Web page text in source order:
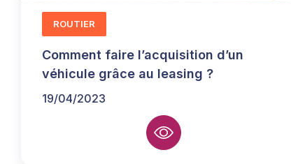
Comment faire l’acquisition d’un
véhicule grâce au leasing ?
19/04/2023
ROUTIER